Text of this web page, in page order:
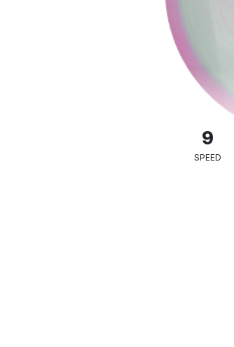
9
SPEED